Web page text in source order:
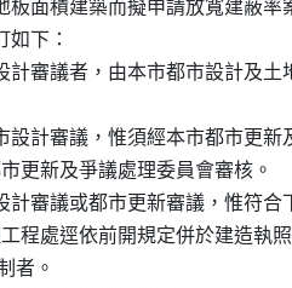
樓地板面積建築而擬申請放寬建蔽
如下：
設計審議者，由本市都市設計及
市設計審議，惟須經本市都市更
都市更新及爭議處理委員會審核。
設計審議或都市更新審議，惟符
管理工程處逕依前開規定併於建造
制者。